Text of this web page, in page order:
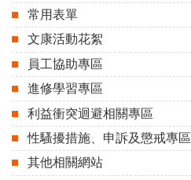
常用表單
文康活動花絮
員工協助專區
進修學習專區
利益衝突迴避相關專區
性騷擾措施、申訴及懲戒專區
其他相關網站